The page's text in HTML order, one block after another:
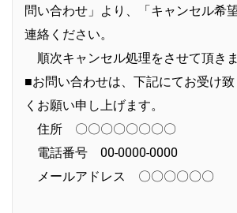
問い合わせ」より、「キャンセル希
連絡ください。
順次キャンセル処理をさせて頂きま
■お問い合わせは、下記にてお受け
くお願い申し上げます。
住所 〇〇〇〇〇〇〇〇
電話番号 00-0000-0000
メールアドレス 〇〇〇〇〇〇